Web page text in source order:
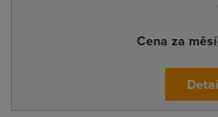
Cena za